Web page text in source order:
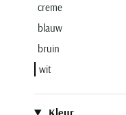
creme
blauw
bruin
wit
Kleur